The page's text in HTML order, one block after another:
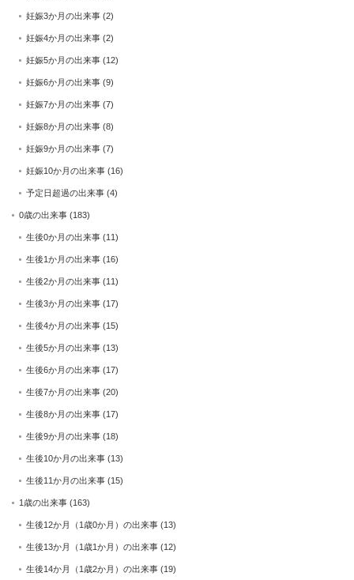
妊娠3か月の出来事 (2)
妊娠4か月の出来事 (2)
妊娠5か月の出来事 (12)
妊娠6か月の出来事 (9)
妊娠7か月の出来事 (7)
妊娠8か月の出来事 (8)
妊娠9か月の出来事 (7)
妊娠10か月の出来事 (16)
予定日超過の出来事 (4)
0歳の出来事 (183)
生後0か月の出来事 (11)
生後1か月の出来事 (16)
生後2か月の出来事 (11)
生後3か月の出来事 (17)
生後4か月の出来事 (15)
生後5か月の出来事 (13)
生後6か月の出来事 (17)
生後7か月の出来事 (20)
生後8か月の出来事 (17)
生後9か月の出来事 (18)
生後10か月の出来事 (13)
生後11か月の出来事 (15)
1歳の出来事 (163)
生後12か月（1歳0か月）の出来事 (13)
生後13か月（1歳1か月）の出来事 (12)
生後14か月（1歳2か月）の出来事 (19)